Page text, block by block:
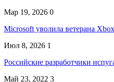
Мар 19, 2026 0
Microsoft уволила ветерана
Июл 8, 2026 1
Российские разработчики
Май 23, 2022 3